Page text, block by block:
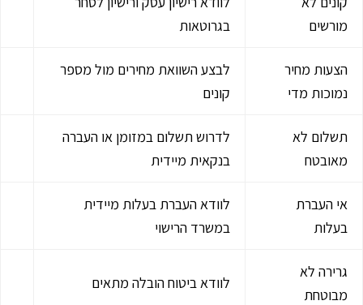
מורשים
בגרוטאות
הצעות מחיר
נמוכות מדי
לבצע השוואת מחירים מול מספר
קונים
תשלום לא
מאובטח
לדרוש תשלום במזומן או העברה
בנקאית מיידית
אי העברת
בעלות
לוודא העברת בעלות מיידית
במשרד הרישוי
גרירה לא
מבוטחת
לוודא ביטוח הובלה מתאים